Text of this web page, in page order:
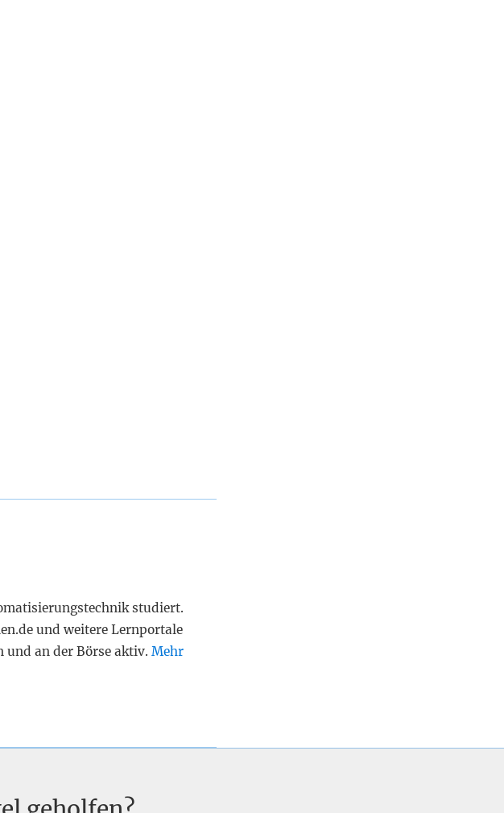
studiert.
und weitere Lernportale
und an der Börse aktiv. Mehr